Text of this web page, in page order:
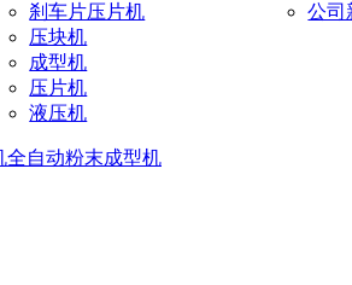
刹车片压片机
压块机
成型机
压片机
液压机
公司
全自动粉末成型机